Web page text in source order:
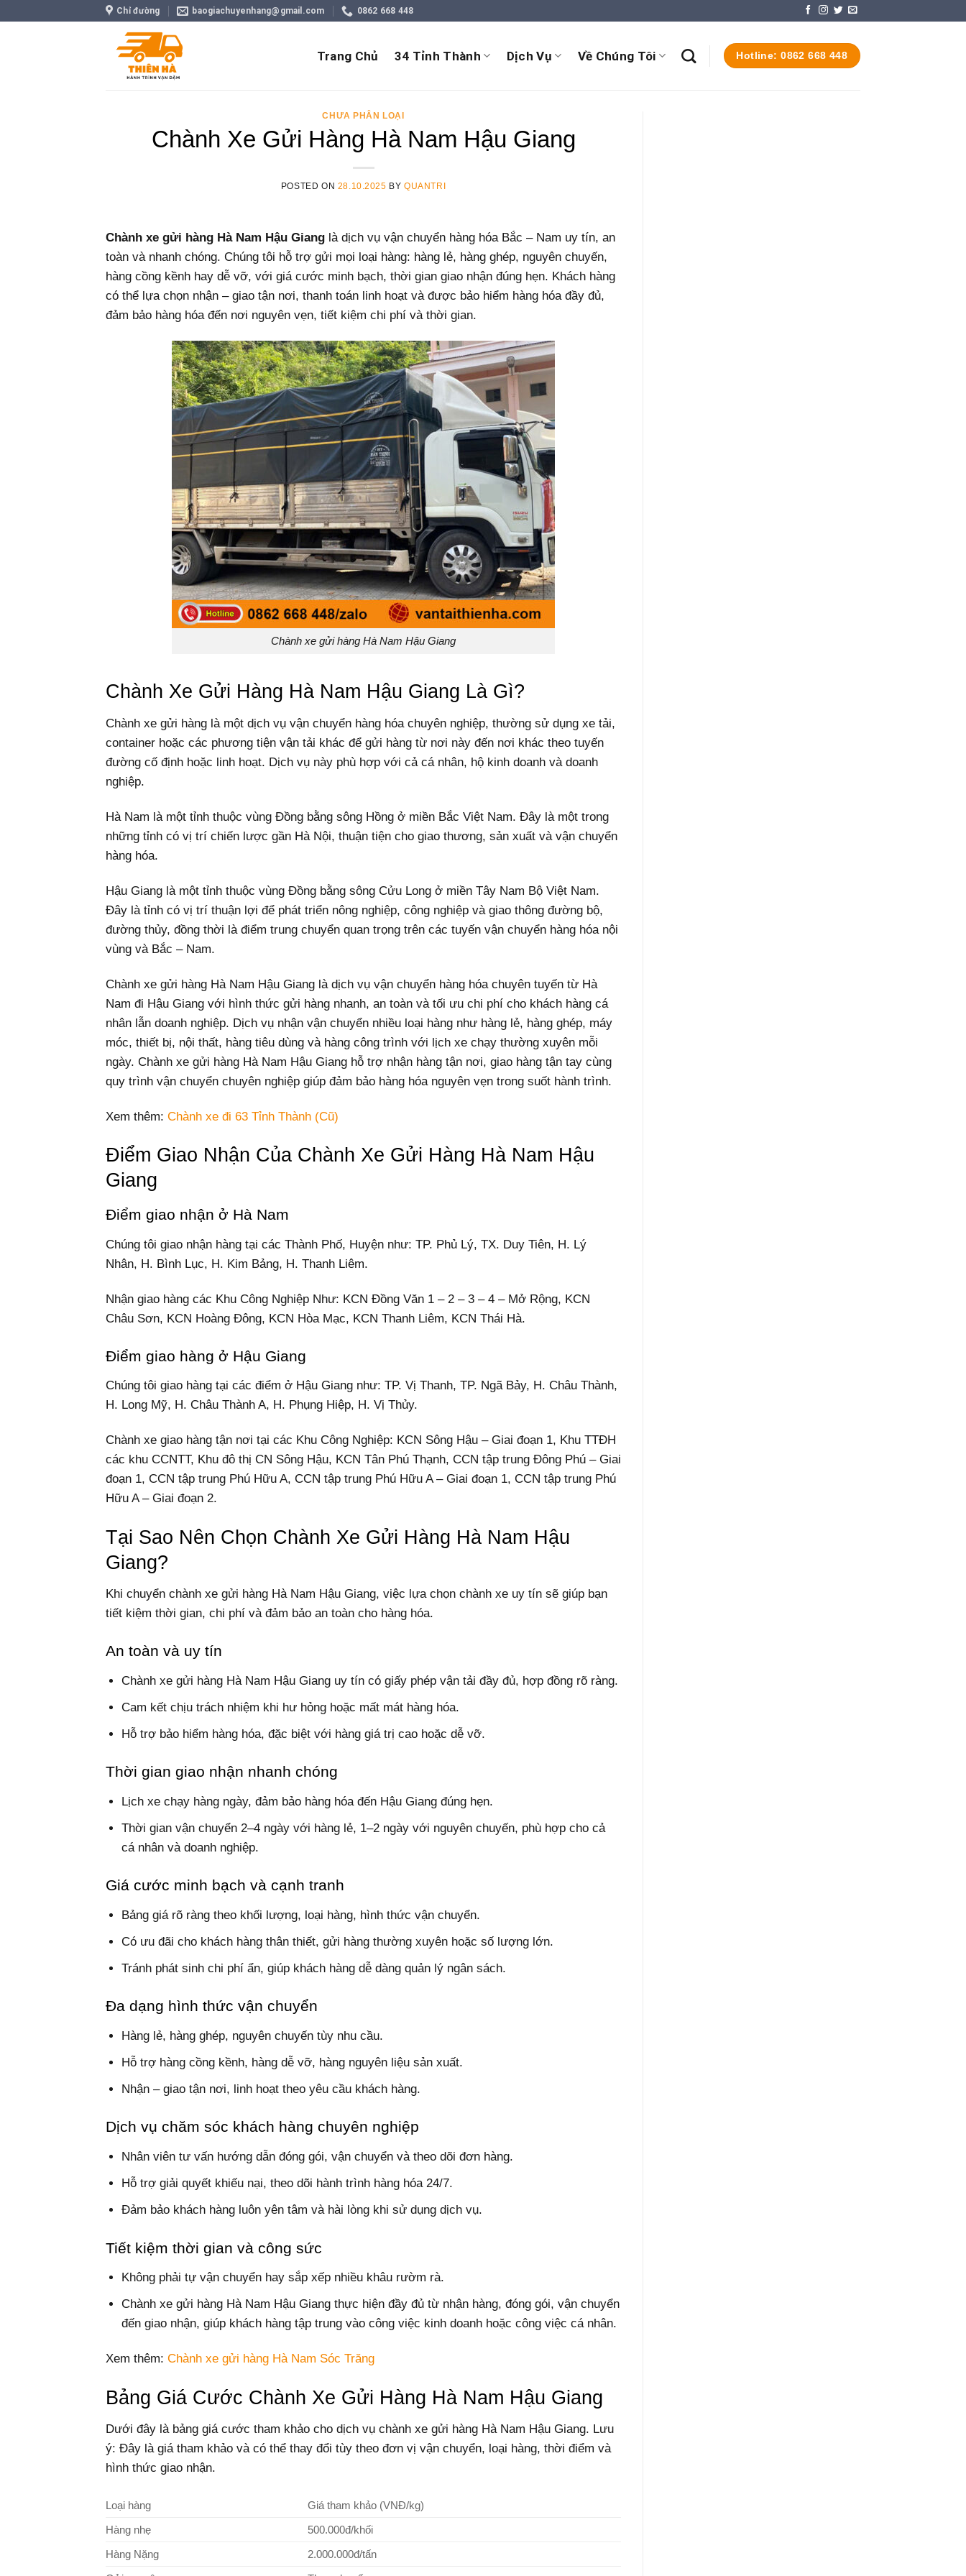
Chỉ đường baogiachuyenhang@gmail.com 0862 668 448
Trang Chủ 34 Tỉnh Thành Dịch Vụ Về Chúng Tôi Hotline: 0862 668 448
CHƯA PHÂN LOẠI
Chành Xe Gửi Hàng Hà Nam Hậu Giang
POSTED ON 28.10.2025 BYQUANTRI
Chành xe gửi hàng Hà Nam Hậu Giang là dịch vụ vận chuyển hàng hóa Bắc – Nam uy tín, an
toàn và nhanh chóng. Chúng tôi hỗ trợ gửi mọi loại hàng: hàng lẻ, hàng ghép, nguyên chuyến,
hàng cồng kềnh hay dễ vỡ, với giá cước minh bạch, thời gian giao nhận đúng hẹn. Khách hàng
có thể lựa chọn nhận – giao tận nơi, thanh toán linh hoạt và được bảo hiểm hàng hóa đầy đủ,
đảm bảo hàng hóa đến nơi nguyên vẹn, tiết kiệm chi phí và thời gian.
Chành xe gửi hàng Hà Nam Hậu Giang
Chành Xe Gửi Hàng Hà Nam Hậu Giang Là Gì?
Chành xe gửi hàng là một dịch vụ vận chuyển hàng hóa chuyên nghiệp, thường sử dụng xe tải,
container hoặc các phương tiện vận tải khác để gửi hàng từ nơi này đến nơi khác theo tuyến
đường cố định hoặc linh hoạt. Dịch vụ này phù hợp với cả cá nhân, hộ kinh doanh và doanh
nghiệp.
Hà Nam là một tỉnh thuộc vùng Đồng bằng sông Hồng ở miền Bắc Việt Nam. Đây là một trong
những tỉnh có vị trí chiến lược gần Hà Nội, thuận tiện cho giao thương, sản xuất và vận chuyển
hàng hóa.
Hậu Giang là một tỉnh thuộc vùng Đồng bằng sông Cửu Long ở miền Tây Nam Bộ Việt Nam.
Đây là tỉnh có vị trí thuận lợi để phát triển nông nghiệp, công nghiệp và giao thông đường bộ,
đường thủy, đồng thời là điểm trung chuyển quan trọng trên các tuyến vận chuyển hàng hóa nội
vùng và Bắc – Nam.
Chành xe gửi hàng Hà Nam Hậu Giang là dịch vụ vận chuyển hàng hóa chuyên tuyến từ Hà
Nam đi Hậu Giang với hình thức gửi hàng nhanh, an toàn và tối ưu chi phí cho khách hàng cá
nhân lẫn doanh nghiệp. Dịch vụ nhận vận chuyển nhiều loại hàng như hàng lẻ, hàng ghép, máy
móc, thiết bị, nội thất, hàng tiêu dùng và hàng công trình với lịch xe chạy thường xuyên mỗi
ngày. Chành xe gửi hàng Hà Nam Hậu Giang hỗ trợ nhận hàng tận nơi, giao hàng tận tay cùng
quy trình vận chuyển chuyên nghiệp giúp đảm bảo hàng hóa nguyên vẹn trong suốt hành trình.
Xem thêm: Chành xe đi 63 Tỉnh Thành (Cũ)
Điểm Giao Nhận Của Chành Xe Gửi Hàng Hà Nam Hậu
Giang
Điểm giao nhận ở Hà Nam
Chúng tôi giao nhận hàng tại các Thành Phố, Huyện như: TP. Phủ Lý, TX. Duy Tiên, H. Lý
Nhân, H. Bình Lục, H. Kim Bảng, H. Thanh Liêm.
Nhận giao hàng các Khu Công Nghiệp Như: KCN Đồng Văn 1 – 2 – 3 – 4 – Mở Rộng, KCN
Châu Sơn, KCN Hoàng Đông, KCN Hòa Mạc, KCN Thanh Liêm, KCN Thái Hà.
Điểm giao hàng ở Hậu Giang
Chúng tôi giao hàng tại các điểm ở Hậu Giang như: TP. Vị Thanh, TP. Ngã Bảy, H. Châu Thành,
H. Long Mỹ, H. Châu Thành A, H. Phụng Hiệp, H. Vị Thủy.
Chành xe giao hàng tận nơi tại các Khu Công Nghiệp: KCN Sông Hậu – Giai đoạn 1, Khu TTĐH
các khu CCNTT, Khu đô thị CN Sông Hậu, KCN Tân Phú Thạnh, CCN tập trung Đông Phú – Giai
đoạn 1, CCN tập trung Phú Hữu A, CCN tập trung Phú Hữu A – Giai đoạn 1, CCN tập trung Phú
Hữu A – Giai đoạn 2.
Tại Sao Nên Chọn Chành Xe Gửi Hàng Hà Nam Hậu
Giang?
Khi chuyển chành xe gửi hàng Hà Nam Hậu Giang, việc lựa chọn chành xe uy tín sẽ giúp bạn
tiết kiệm thời gian, chi phí và đảm bảo an toàn cho hàng hóa.
An toàn và uy tín
Chành xe gửi hàng Hà Nam Hậu Giang uy tín có giấy phép vận tải đầy đủ, hợp đồng rõ ràng.
Cam kết chịu trách nhiệm khi hư hỏng hoặc mất mát hàng hóa.
Hỗ trợ bảo hiểm hàng hóa, đặc biệt với hàng giá trị cao hoặc dễ vỡ.
Thời gian giao nhận nhanh chóng
Lịch xe chạy hàng ngày, đảm bảo hàng hóa đến Hậu Giang đúng hẹn.
Thời gian vận chuyển 2–4 ngày với hàng lẻ, 1–2 ngày với nguyên chuyến, phù hợp cho cả
cá nhân và doanh nghiệp.
Giá cước minh bạch và cạnh tranh
Bảng giá rõ ràng theo khối lượng, loại hàng, hình thức vận chuyển.
Có ưu đãi cho khách hàng thân thiết, gửi hàng thường xuyên hoặc số lượng lớn.
Tránh phát sinh chi phí ẩn, giúp khách hàng dễ dàng quản lý ngân sách.
Đa dạng hình thức vận chuyển
Hàng lẻ, hàng ghép, nguyên chuyến tùy nhu cầu.
Hỗ trợ hàng cồng kềnh, hàng dễ vỡ, hàng nguyên liệu sản xuất.
Nhận – giao tận nơi, linh hoạt theo yêu cầu khách hàng.
Dịch vụ chăm sóc khách hàng chuyên nghiệp
Nhân viên tư vấn hướng dẫn đóng gói, vận chuyển và theo dõi đơn hàng.
Hỗ trợ giải quyết khiếu nại, theo dõi hành trình hàng hóa 24/7.
Đảm bảo khách hàng luôn yên tâm và hài lòng khi sử dụng dịch vụ.
Tiết kiệm thời gian và công sức
Không phải tự vận chuyển hay sắp xếp nhiều khâu rườm rà.
Chành xe gửi hàng Hà Nam Hậu Giang thực hiện đầy đủ từ nhận hàng, đóng gói, vận chuyển
đến giao nhận, giúp khách hàng tập trung vào công việc kinh doanh hoặc công việc cá nhân.
Xem thêm: Chành xe gửi hàng Hà Nam Sóc Trăng
Bảng Giá Cước Chành Xe Gửi Hàng Hà Nam Hậu Giang
Dưới đây là bảng giá cước tham khảo cho dịch vụ chành xe gửi hàng Hà Nam Hậu Giang. Lưu
ý: Đây là giá tham khảo và có thể thay đổi tùy theo đơn vị vận chuyển, loại hàng, thời điểm và
hình thức giao nhận.
Loại hàng
Giá tham khảo (VNĐ/kg)
Hàng nhẹ
500.000đ/khối
Hàng Nặng
2.000.000đ/tấn